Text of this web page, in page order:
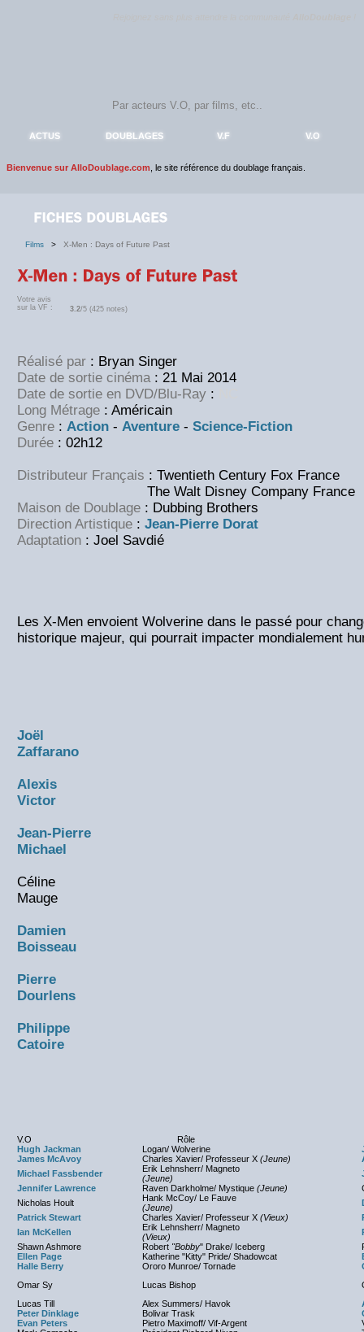
ACTUS DOUBLAGES V.F V.O
Bienvenue sur AlloDoublage.com , le site référence du doublage français.
Films > X-Men : Days of Future Past
Votre avis
sur la VF :
3.2/5 (425 notes)
Réalisé par : Bryan Singer
Date de sortie cinéma : 21 Mai 2014
Date de sortie en DVD/Blu-Ray :
Long Métrage : Américain
Genre : Action - Aventure - Science-Fiction
Durée : 02h12
Distributeur Français : Twentieth Century Fox France
The Walt Disney Company France
Maison de Doublage : Dubbing Brothers
Direction Artistique : Jean-Pierre Dorat
Adaptation : Joel Savdié
Les X-Men envoient Wolverine dans le passé pour
historique majeur, qui pourrait impacter mondialement
Joël
Zaffarano
Alexis
Victor
Jean-Pierre
Michael
Céline
Mauge
Damien
Boisseau
Pierre
Dourlens
Philippe
Catoire
V.O
Rôle
Hugh Jackman
Logan/ Wolverine
James McAvoy
Charles Xavier/ Professeur X (Jeune)
Michael Fassbender
Erik Lehnsherr/ Magneto
(Jeune)
Jennifer Lawrence
Raven Darkholme/ Mystique (Jeune)
Nicholas Hoult
Hank McCoy/ Le Fauve
(Jeune)
Patrick Stewart
Charles Xavier/ Professeur X (Vieux)
Ian McKellen
Erik Lehnsherr/ Magneto
(Vieux)
Shawn Ashmore
Robert "Bobby" Drake/ Iceberg
Ellen Page
Katherine "Kitty" Pride/ Shadowcat
Halle Berry
Ororo Munroe/ Tornade
Omar Sy
Lucas Bishop
Lucas Till
Alex Summers/ Havok
Peter Dinklage
Bolivar Trask
Evan Peters
Pietro Maximoff/ Vif-Argent